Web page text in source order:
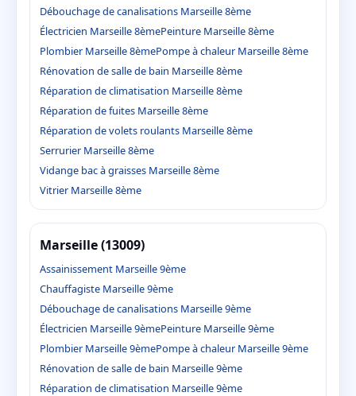
Débouchage de canalisations Marseille 8ème
Électricien Marseille 8èmePeinture Marseille 8ème
Plombier Marseille 8èmePompe à chaleur Marseille 8ème
Rénovation de salle de bain Marseille 8ème
Réparation de climatisation Marseille 8ème
Réparation de fuites Marseille 8ème
Réparation de volets roulants Marseille 8ème
Serrurier Marseille 8ème
Vidange bac à graisses Marseille 8ème
Vitrier Marseille 8ème
Marseille (13009)
Assainissement Marseille 9ème
Chauffagiste Marseille 9ème
Débouchage de canalisations Marseille 9ème
Électricien Marseille 9èmePeinture Marseille 9ème
Plombier Marseille 9èmePompe à chaleur Marseille 9ème
Rénovation de salle de bain Marseille 9ème
Réparation de climatisation Marseille 9ème